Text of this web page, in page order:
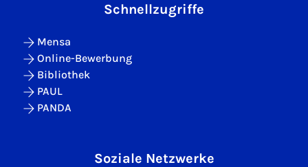
Schnellzugriffe
Mensa
Online-Bewerbung
Bibliothek
PAUL
PANDA
Soziale Netzwerke